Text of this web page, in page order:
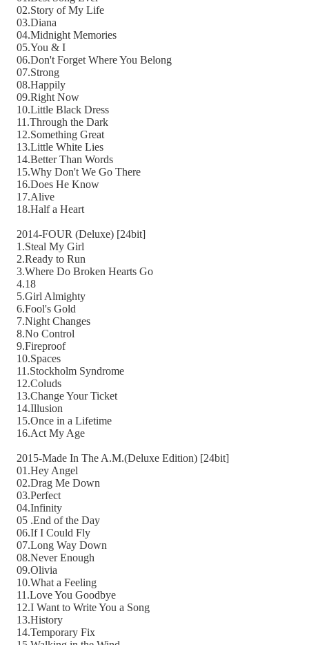
02.Story of My Life
03.Diana
04.Midnight Memories
05.You & I
06.Don't Forget Where You Belong
07.Strong
08.Happily
09.Right Now
10.Little Black Dress
11.Through the Dark
12.Something Great
13.Little White Lies
14.Better Than Words
15.Why Don't We Go There
16.Does He Know
17.Alive
18.Half a Heart
2014-FOUR (Deluxe) [24bit]
1.Steal My Girl
2.Ready to Run
3.Where Do Broken Hearts Go
4.18
5.Girl Almighty
6.Fool's Gold
7.Night Changes
8.No Control
9.Fireproof
10.Spaces
11.Stockholm Syndrome
12.Coluds
13.Change Your Ticket
14.Illusion
15.Once in a Lifetime
16.Act My Age
2015-Made In The A.M.(Deluxe Edition) [24bit]
01.Hey Angel
02.Drag Me Down
03.Perfect
04.Infinity
05 .End of the Day
06.If I Could Fly
07.Long Way Down
08.Never Enough
09.Olivia
10.What a Feeling
11.Love You Goodbye
12.I Want to Write You a Song
13.History
14.Temporary Fix